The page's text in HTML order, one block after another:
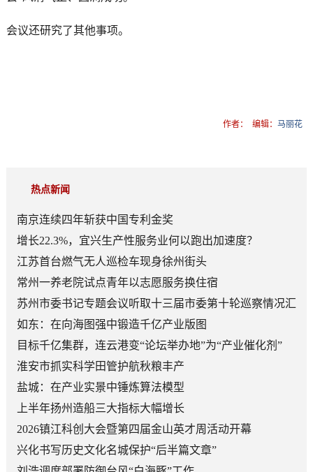
会议还研究了其他事项。
作者： 编辑：马丽花
热点新闻
南京连续四年斩获中国专利金奖
增长22.3%，宜兴生产性服务业何以跑出加速度？
江苏首台燃气无人巡检车现身徐州街头
常州一养老院试点青年以志愿服务换住宿
苏州市委书记专题会议听取十三届市委第十轮巡察情况汇
报
如东：在向海图强中锻造千亿产业版图
目标千亿集群，连云港变“论坛举办地”为“产业催化剂”
淮安市抓实科学田管护航秋粮丰产
盐城：在产业实景中锤炼算法模型
上半年扬州造船三大指标大幅增长
2026镇江科创大会暨第四届金山英才周活动开幕
兴化书写历史文化名城保护“后半篇文章”